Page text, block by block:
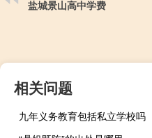
盐城景山高中学费
相关问题
九年义务教育包括私立学校吗